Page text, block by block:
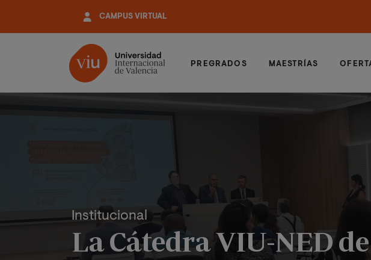
contenido
CAMPUS VIRTUAL
PREGRADOS MAESTRÍAS
Institucional
La Cátedra VIU-NED